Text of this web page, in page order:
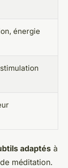
énergie
adaptés à
méditation.